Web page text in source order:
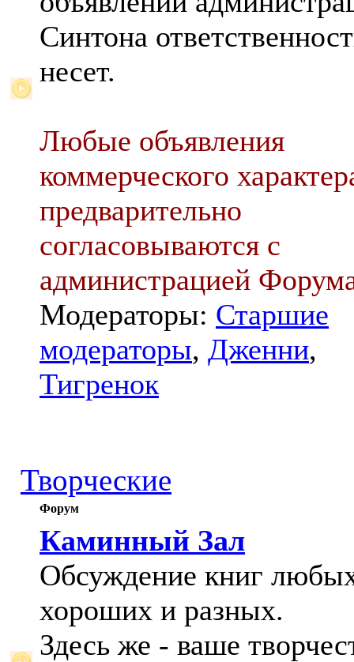
Синтона
несет.
Любые объявления
коммерческого
предварительно
согласовываются с
администрацией
Модераторы: Старшие
модераторы, Дженни,
Тигренок
Творческие
Форум
Каминный Зал
Обсуждение книг
хороших и разных.
Здесь же - ваше